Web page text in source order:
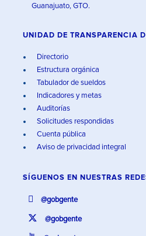
Guanajuato, GTO.
UNIDAD DE TRANSPARENCIA
Directorio
Estructura orgánica
Tabulador de sueldos
Indicadores y metas
Auditorías
Solicitudes respondidas
Cuenta pública
Aviso de privacidad integral
SÍGUENOS EN NUESTRAS
@gobgente
@gobgente